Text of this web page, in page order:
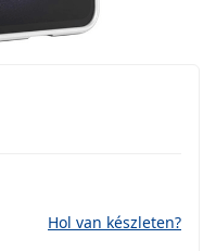
Hol van készleten?